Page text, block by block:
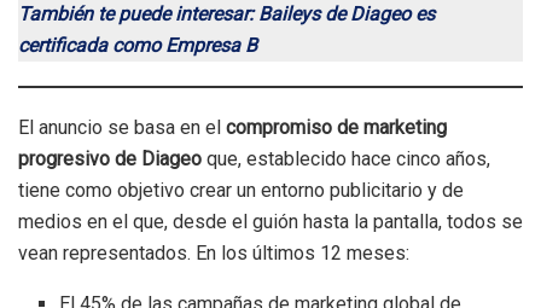
También te puede interesar: Baileys de Diageo es
certificada como Empresa B
El anuncio se basa en el compromiso de marketing
progresivo de Diageo que, establecido hace cinco años,
tiene como objetivo crear un entorno publicitario y de
medios en el que, desde el guión hasta la pantalla, todos se
vean representados. En los últimos 12 meses:
El 45% de las campañas de marketing global de